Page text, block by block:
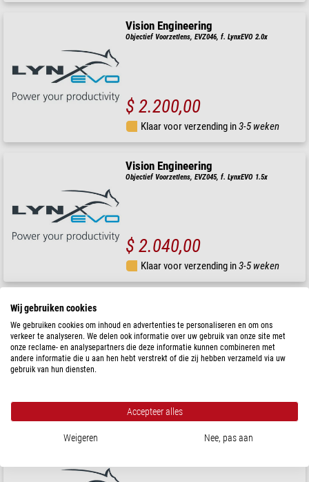
Vision Engineering
Objectief Voorzetlens, EVZ046, f. LynxEVO 2.0x
$ 2.200,00
Klaar voor verzending in3-5 weken
Vision Engineering
Objectief Voorzetlens, EVZ045, f. LynxEVO 1.5x
$ 2.040,00
Klaar voor verzending in3-5 weken
Klaar voor verzending in3-5 weken
Vision Engineering
Wij gebruiken cookies
We gebruiken cookies om inhoud en advertenties te personaliseren en om ons
verkeer te analyseren. We delen ook informatie over uw gebruik van onze site met
onze reclame- en analysepartners die deze informatie kunnen combineren met
andere informatie die u aan hen hebt verstrekt of die zij hebben verzameld via uw
gebruik van hun diensten.
Accepteer alles
Weigeren Nee, pas aan